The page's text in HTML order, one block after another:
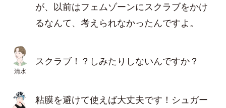
が、以前はフェムゾーンにスクラブをかけ
るなんて、考えられなかったんですよ。
清水
スクラブ！？しみたりしないんですか？
粘膜を避けて使えば大丈夫です！シュガー